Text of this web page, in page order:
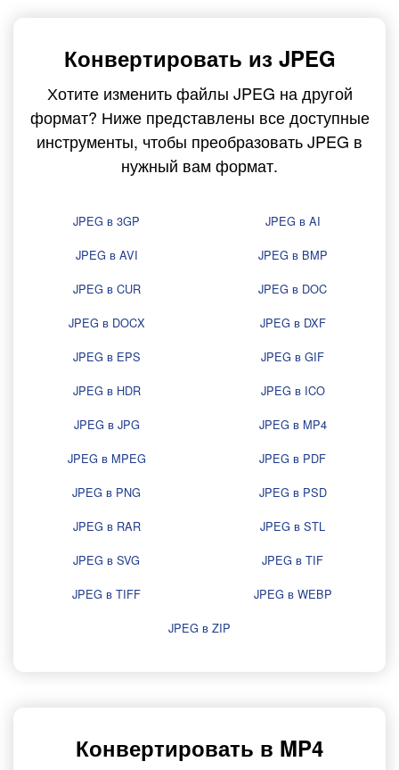
Конвертировать из JPEG
Хотите изменить файлы JPEG на другой
формат? Ниже представлены все доступные
инструменты, чтобы преобразовать JPEG в
нужный вам формат.
JPEG в 3GP
JPEG в AI
JPEG в AVI
JPEG в BMP
JPEG в CUR
JPEG в DOC
JPEG в DOCX
JPEG в DXF
JPEG в EPS
JPEG в GIF
JPEG в HDR
JPEG в ICO
JPEG в JPG
JPEG в MP4
JPEG в MPEG
JPEG в PDF
JPEG в PNG
JPEG в PSD
JPEG в RAR
JPEG в STL
JPEG в SVG
JPEG в TIF
JPEG в TIFF
JPEG в WEBP
JPEG в ZIP
Конвертировать в MP4